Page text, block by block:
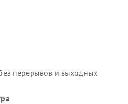
перерывов и выходных